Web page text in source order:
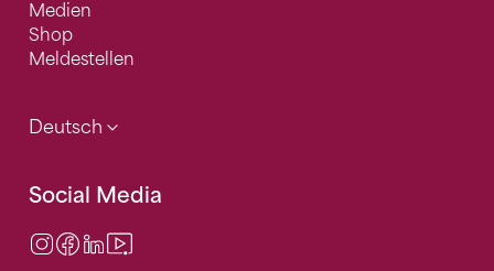
Medien
Shop
Meldestellen
Deutsch
Social Media
Instagram
Facebook
LinkedIn